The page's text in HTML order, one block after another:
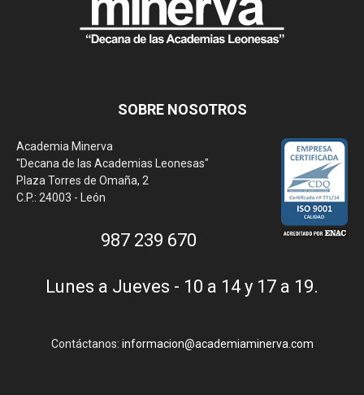
SOBRE NOSOTROS
Academia Minerva
"Decana de las Academias Leonesas"
Plaza Torres de Omaña, 2
C.P.: 24003 - León
987 239 670
Lunes a Jueves - 10 a 14 y 17 a 19.
Contáctanos: informacion@academiaminerva.com